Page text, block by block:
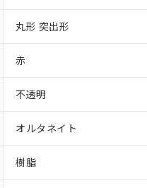
丸形 突出形
赤
不透明
オルタネイト
樹脂